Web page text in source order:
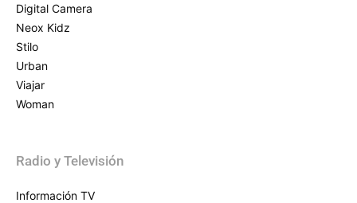
Digital Camera
Neox Kidz
Stilo
Urban
Viajar
Woman
Radio y Televisión
Información TV